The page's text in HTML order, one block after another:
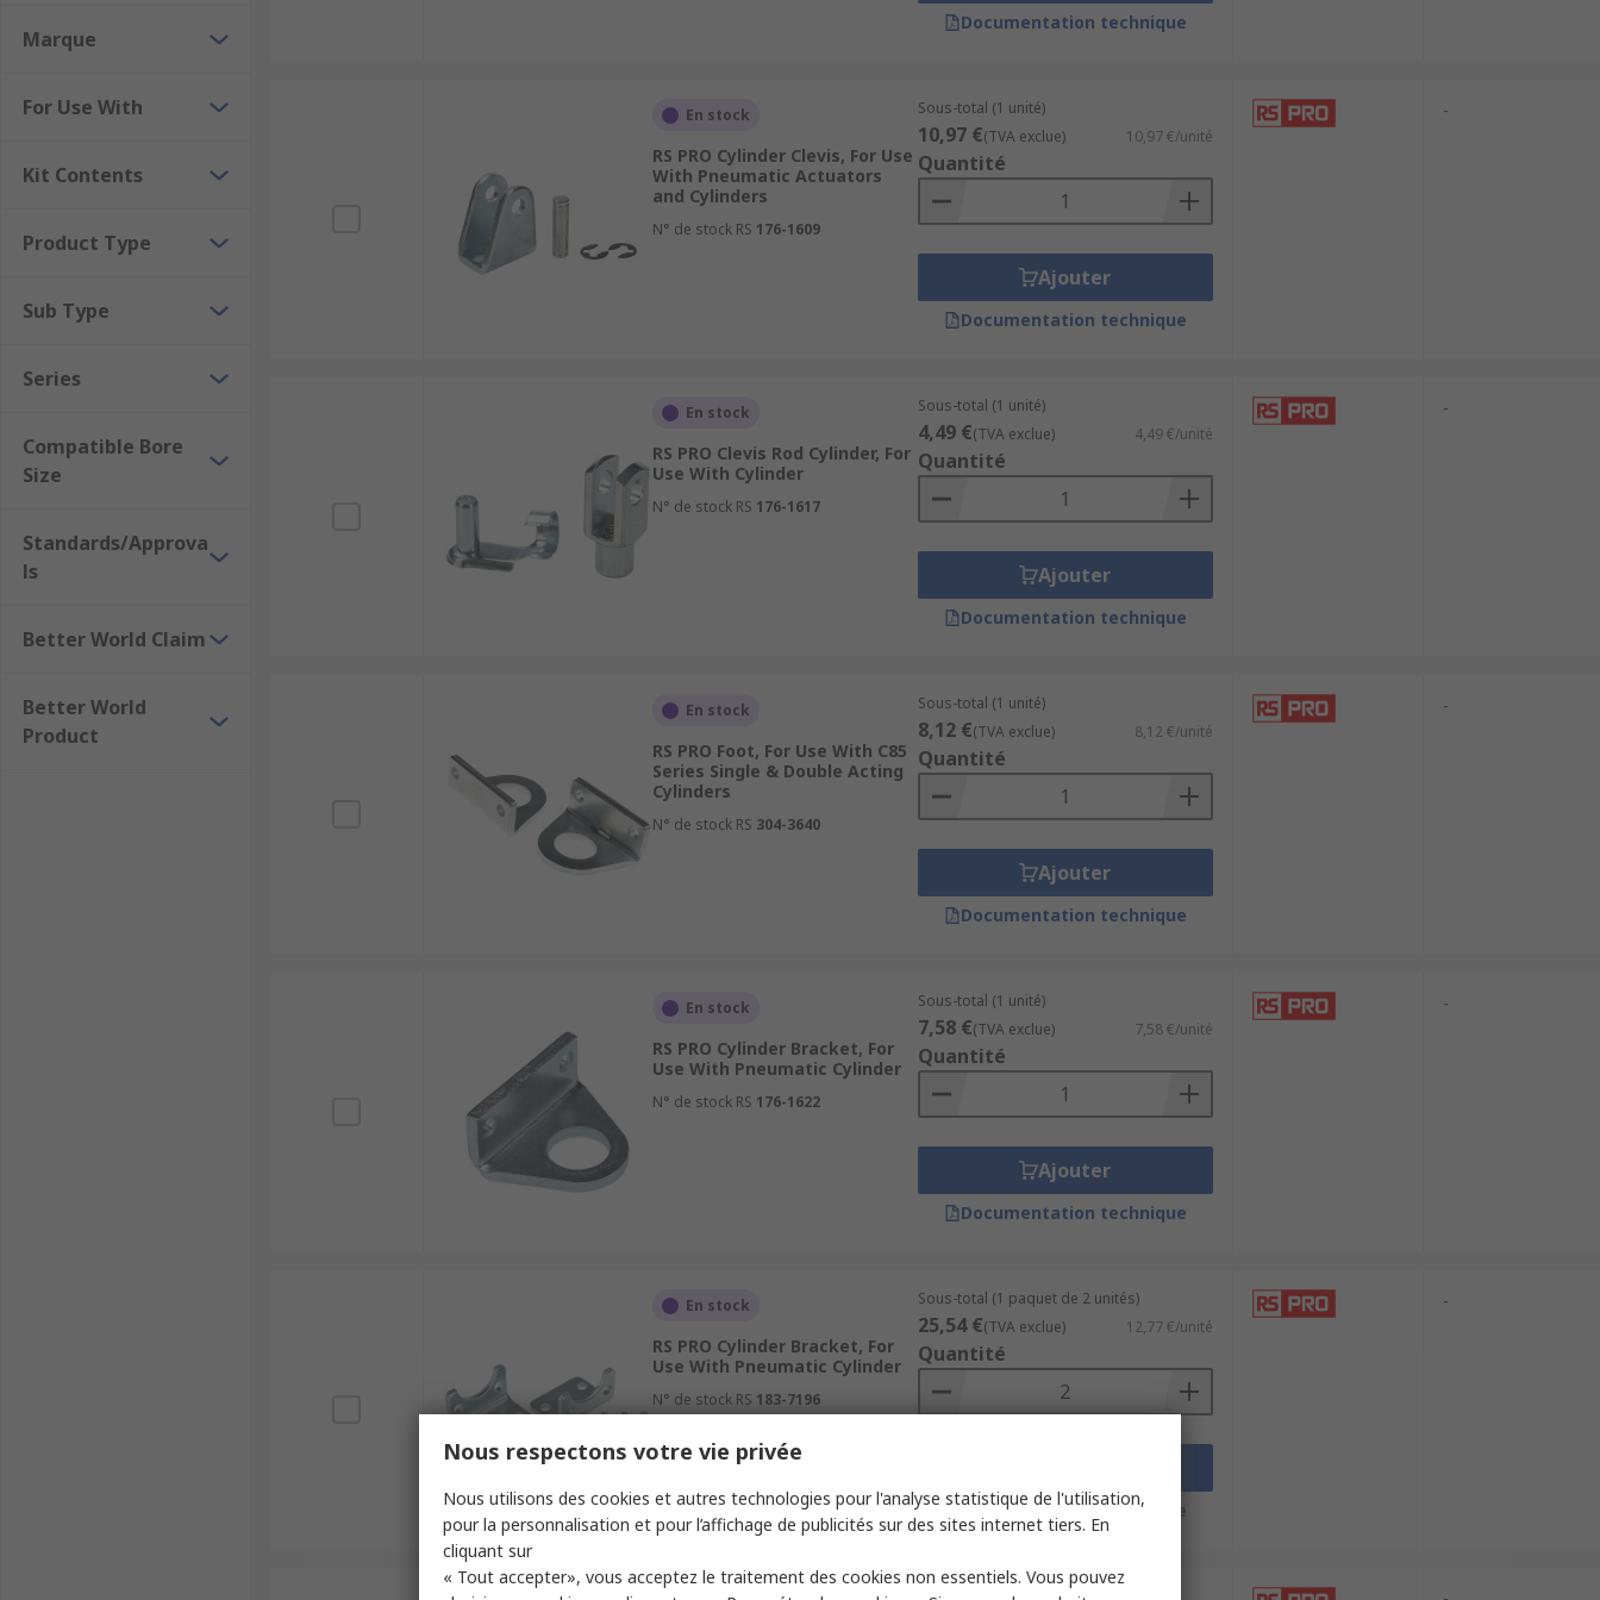
These kits are used to repair and carry out maintenance on hydraulic and pneumatic cylinders. Hydraulic cylinders are used in cranes, booms and for
Marque
For Use With
Kit Contents
Product Type
Sub Type
Series
Compatible Bore
Size
Standards/Approva
ls
Better World Claim
Better World
Product
Documentation technique
En stock
RS PRO Cylinder Clevis, For Use
With Pneumatic Actuators
and Cylinders
N° de stock RS 176-1609
Sous-total (1 unité)
10,97 €(TVA exclue) 10,97 €/unité
Quantité
Ajouter
Documentation technique
-
En stock
RS PRO Clevis Rod Cylinder, For
Use With Cylinder
N° de stock RS 176-1617
Sous-total (1 unité)
4,49 €(TVA exclue) 4,49 €/unité
Quantité
Ajouter
Documentation technique
-
En stock
RS PRO Foot, For Use With C85
Series Single & Double Acting
Cylinders
N° de stock RS 304-3640
Sous-total (1 unité)
8,12 €(TVA exclue) 8,12 €/unité
Quantité
Ajouter
Documentation technique
-
En stock
RS PRO Cylinder Bracket, For
Use With Pneumatic Cylinder
N° de stock RS 176-1622
Sous-total (1 unité)
7,58 €(TVA exclue) 7,58 €/unité
Quantité
Ajouter
Documentation technique
-
En stock
RS PRO Cylinder Bracket, For
Use With Pneumatic Cylinder
N° de stock RS 183-7196
Sous-total (1 paquet de 2 unités)
25,54 €(TVA exclue) 12,77 €/unité
Quantité
Documentation technique
-
Sous-total (1 unité)
Nous respectons votre vie privée
Nous utilisons des cookies et autres technologies pour l'analyse statistique de l'utilisation,
pour la personnalisation et pour l’affichage de publicités sur des sites internet tiers. En
cliquant sur
« Tout accepter», vous acceptez le traitement des cookies non essentiels. Vous pouvez